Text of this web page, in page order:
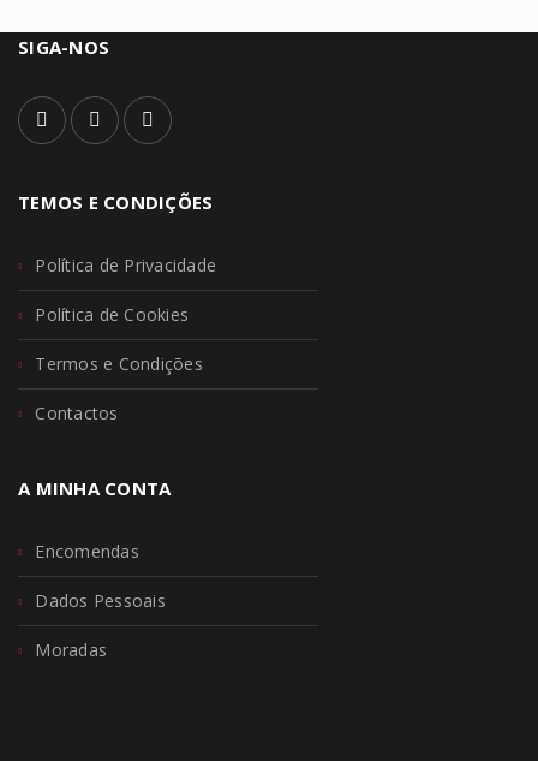
SIGA-NOS
TEMOS E CONDIÇÕES
Política de Privacidade
Política de Cookies
Termos e Condições
Contactos
A MINHA CONTA
Encomendas
Dados Pessoais
Moradas